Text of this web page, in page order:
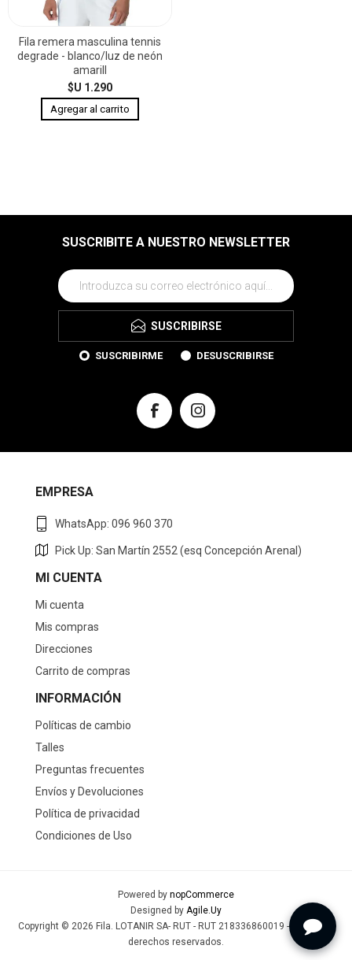
Fila remera masculina tennis
degrade - blanco/luz de neón
amarill
$U 1.290
SUSCRIBITE A NUESTRO NEWSLETTER
SUSCRIBIRSE
SUSCRIBIRME DESUSCRIBIRSE
EMPRESA
WhatsApp: 096 960 370
Pick Up: San Martín 2552 (esq Concepción Arenal)
MI CUENTA
Mi cuenta
Mis compras
Direcciones
Carrito de compras
INFORMACIÓN
Políticas de cambio
Talles
Preguntas frecuentes
Envíos y Devoluciones
Política de privacidad
Condiciones de Uso
Powered by nopCommerce
Designed by Agile.Uy
Copyright © 2026 Fila. LOTANIR SA- RUT - RUT 218336860019 - Todos los
derechos reservados.